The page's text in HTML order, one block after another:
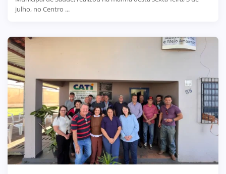
julho, no Centro ...